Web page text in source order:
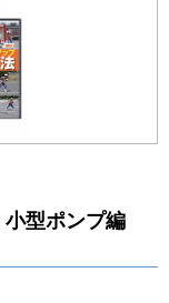
型ポンプ編